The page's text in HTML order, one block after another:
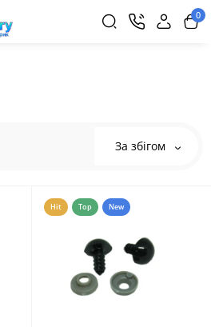
0
За збігом
Hit Top New